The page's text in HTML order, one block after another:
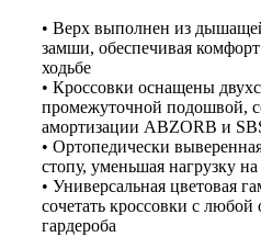
• Верх выполнен из
замши, обеспечивая
ходьбе
• Кроссовки оснащены
промежуточной подошвой,
амортизации ABZORB и
• Ортопедически
стопу, уменьшая нагрузку
• Универсальная цветовая
сочетать кроссовки с
гардероба